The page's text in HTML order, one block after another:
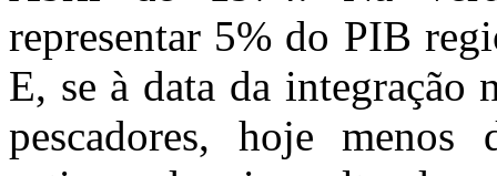
representar 5% do PIB
E, se à data da integração
pescadores, hoje menos